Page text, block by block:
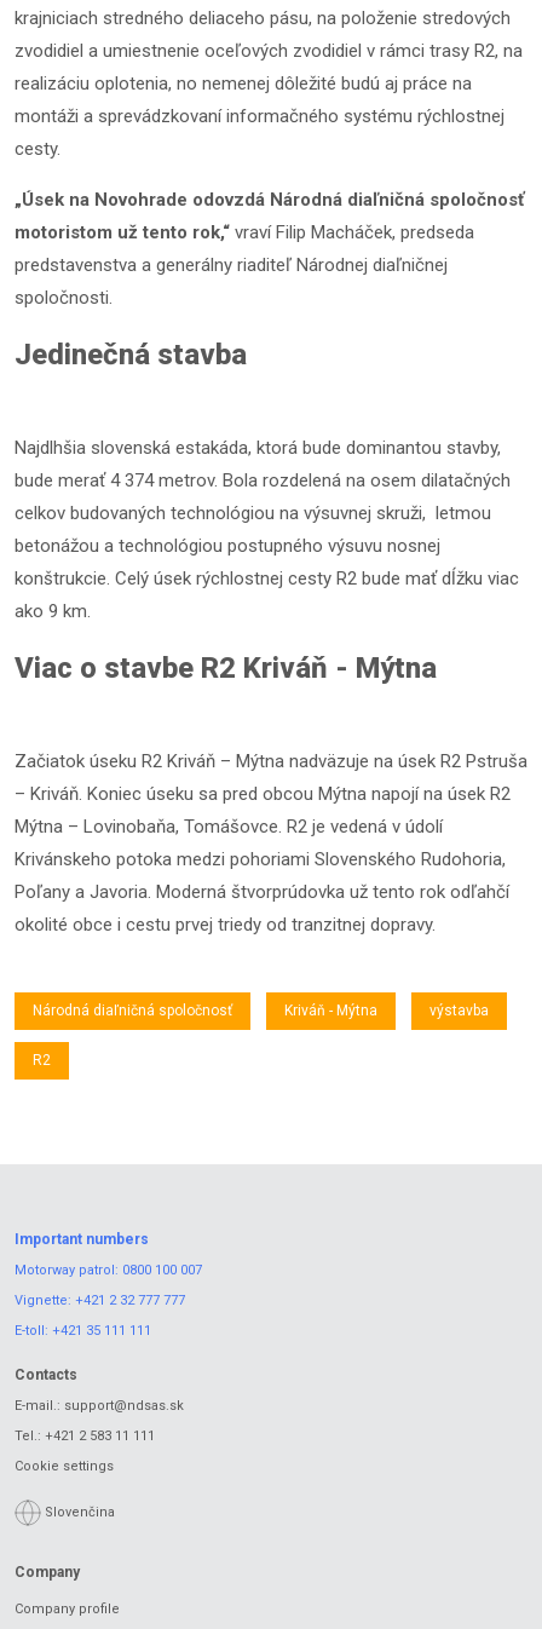
krajniciach stredného deliaceho pásu, na položenie stredových
zvodidiel a umiestnenie oceľových zvodidiel v rámci trasy R2, na
realizáciu oplotenia, no nemenej dôležité budú aj práce na
montáži a sprevádzkovaní informačného systému rýchlostnej
cesty.
„Úsek na Novohrade odovzdá Národná diaľničná spoločnosť
motoristom už tento rok,“ vraví Filip Macháček, predseda
predstavenstva a generálny riaditeľ Národnej diaľničnej
spoločnosti.
Jedinečná stavba
Najdlhšia slovenská estakáda, ktorá bude dominantou stavby,
bude merať 4 374 metrov. Bola rozdelená na osem dilatačných
celkov budovaných technológiou na výsuvnej skruži, letmou
betonážou a technológiou postupného výsuvu nosnej
konštrukcie. Celý úsek rýchlostnej cesty R2 bude mať dĺžku viac
ako 9 km.
Viac o stavbe R2 Kriváň - Mýtna
Začiatok úseku R2 Kriváň – Mýtna nadväzuje na úsek R2 Pstruša
– Kriváň. Koniec úseku sa pred obcou Mýtna napojí na úsek R2
Mýtna – Lovinobaňa, Tomášovce. R2 je vedená v údolí
Krivánskeho potoka medzi pohoriami Slovenského Rudohoria,
Poľany a Javoria. Moderná štvorprúdovka už tento rok odľahčí
okolité obce i cestu prvej triedy od tranzitnej dopravy.
Národná diaľničná spoločnosť Kriváň - Mýtna výstavba
R2
Important numbers
Motorway patrol: 0800 100 007
Vignette: +421 2 32 777 777
E-toll: +421 35 111 111
Contacts
E-mail.: support@ndsas.sk
Tel.: +421 2 583 11 111
Cookie settings
Slovenčina
Company
Company profile